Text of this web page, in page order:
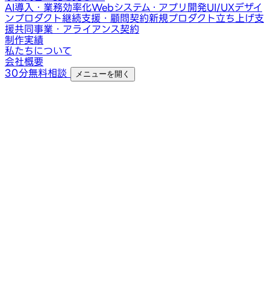
AI導入・業務効率化Webシステム・アプリ開発UI/UXデザイ
ンプロダクト継続支援・顧問契約新規プロダクト立ち上げ支
援共同事業・アライアンス契約
制作実績
私たちについて
会社概要
30分無料相談
メニューを開く